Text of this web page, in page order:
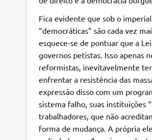
Fica evidente que sob o
“democráticas” são cada vez
esquece-se de pontuar que a
governos petistas. Isso apenas
reformistas, inevitavelmente
enfrentar a resistência das
expressão disso com um
sistema falho, suas instituições
trabalhadores, que não
forma de mudança. A própria